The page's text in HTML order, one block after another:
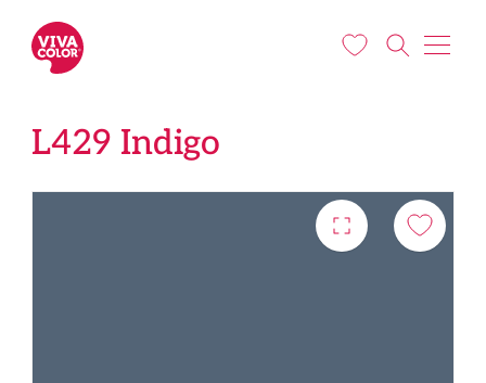
L429 Indigo